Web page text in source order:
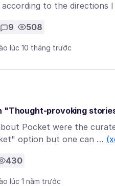
to the directions
9 508
lúc 10 tháng trước
"Thought-provoking
Pocket were the
option but one can …
430
lúc 1 năm trước